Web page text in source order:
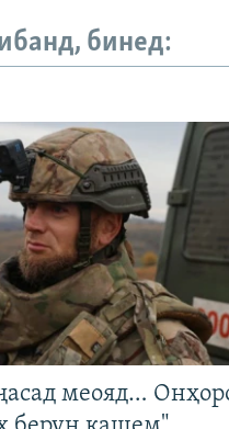
бинед:
меояд…